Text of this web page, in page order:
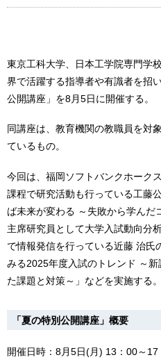
東京工科大学、日本工学院専門学
界で活躍する指導者や有識者を招
公開講座」を8月5日に開催する。
同講座は、教育機関の教職員を対
ているもの。
今回は、福岡ソフトバンクホーク
課程で研究活動も行っている工藤
ば未来が変わる ～失敗から学んだ
主席研究員として大学入試動向分
で情報発信を行っている近藤 治氏
みる2025年度入試のトレンド ～
た課題と対策～」などを実施する。
「夏の特別公開講座」概要
開催日時：8月5日(月) 13：00～17